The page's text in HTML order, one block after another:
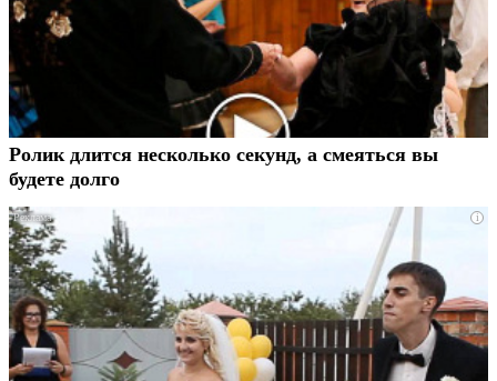
Ролик длится несколько секунд, а смеяться вы
будете долго
i